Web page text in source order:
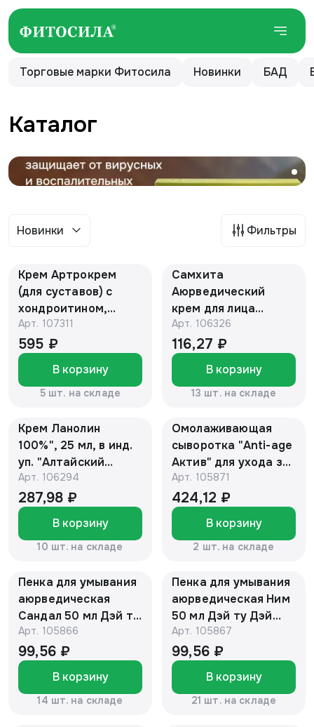
Торговые марки Фитосила Новинки БАД
Каталог
Новинки Фильтры
Крем Артрокрем
(для суставов) с
хондроитином,
глюкозамином и
МСМ, банка 150 мл
"Алтайский нектар"
Арт. 107311
595 ₽
В корзину
5 шт. на складе
Самхита
Аюрведический
крем для лица
Дневной
увлажняющий 50 г
Арт. 106326
116,27 ₽
В корзину
13 шт. на складе
Крем Ланолин
100%", 25 мл, в инд.
уп. "Алтайский
нектар"
Арт. 106294
287,98 ₽
В корзину
10 шт. на складе
Омолаживающая
сыворотка "Anti-age
Актив" для ухода за
кожей лица и шеи
"Florans De Lux"
30мл
Арт. 105871
424,12 ₽
В корзину
2 шт. на складе
Пенка для умывания
аюрведическая
Сандал 50 мл Дэй ту
Дэй Кэр
Арт. 105866
99,56 ₽
В корзину
14 шт. на складе
Пенка для умывания
аюрведическая Ним
50 мл Дэй ту Дэй
Кэр
Арт. 105867
99,56 ₽
В корзину
21 шт. на складе